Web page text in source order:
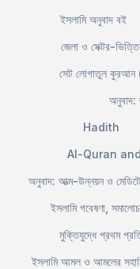
ইসলামি অনুবাদ বই
জেলা ও সেক্টর-
সেট লোগাতুল কুরআন
অনুবাদ:
Hadith
Al-Quran
অনুবাদ: আত্ম-উন্নয়ন ও
ইসলামি গবেষণা,
মুক্তিযুদ্ধে প্রথম
ইসলামি আমল ও আমলের